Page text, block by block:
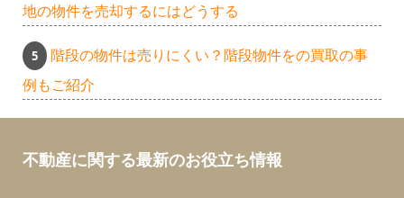
地の物件を売却するにはどうする
階段の物件は売りにくい？階段物件をの買取の事
例もご紹介
不動産に関する最新のお役立ち情報